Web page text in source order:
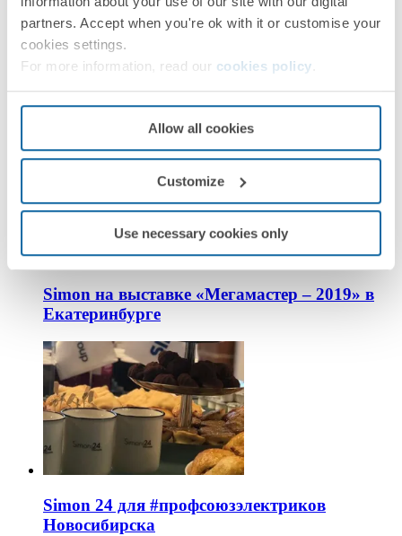
partners. Accept when you're ok with it or customise your
cookies settings.
For more information, read our cookies policy
Allow all cookies
Customize
Use necessary cookies only
2019!
Simon на выставке «Мегамастер – 2019» в
Екатеринбурге
Simon 24 для #профсоюзэлектриков
Новосибирска